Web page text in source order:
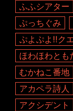
ふふシアター
ぷっちぐみ
ぷよぷよ!!ク
ほわほわとも
むかねこ番地
アカペラ詩人
アクシデント